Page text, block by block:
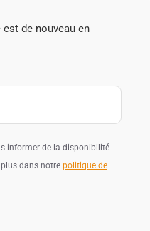
de nouveau en
informer de la disponibilité
dans notre politique de